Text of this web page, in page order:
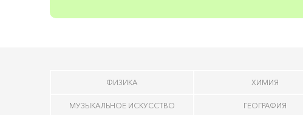
ФИЗИКА ХИМИЯ
МУЗЫКАЛЬНОЕ ИСКУССТВО ГЕОГРАФИЯ